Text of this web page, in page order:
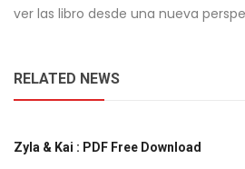
ver las libro desde una nueva
RELATED NEWS
Zyla & Kai : PDF Free Download